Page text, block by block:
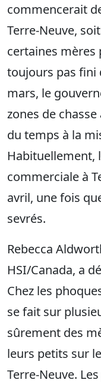
commencerait
Terre-Neuve,
certaines mères
toujours pas fini
mars, le
zones de
du temps à la
Habituellement,
commerciale à
avril, une fois
sevrés.
Rebecca
HSI/Canada, a
Chez les
se fait sur
sûrement des
leurs petits sur
Terre-Neuve.